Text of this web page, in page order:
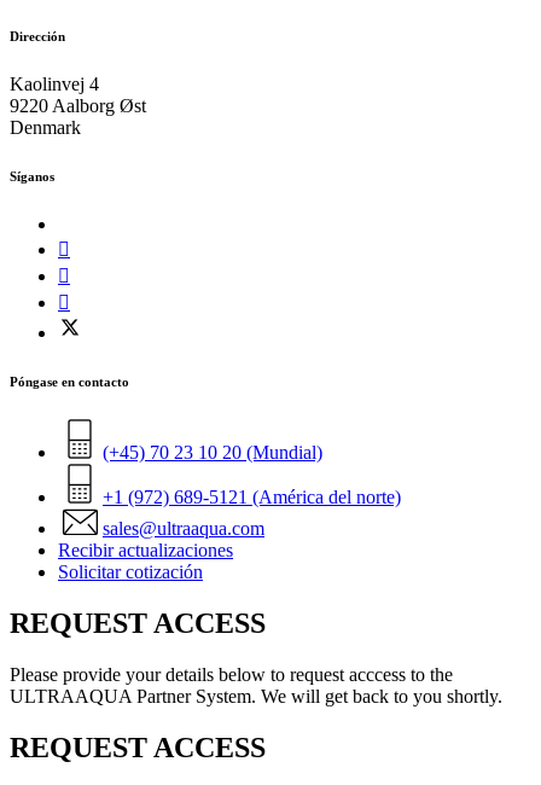
Dirección
Kaolinvej 4
9220 Aalborg Øst
Denmark
Síganos
Póngase en contacto
(+45) 70 23 10 20 (Mundial)
+1 (972) 689-5121 (América del norte)
sales@ultraaqua.com
Recibir actualizaciones
Solicitar cotización
REQUEST ACCESS
Please provide your details below to request acccess to the
ULTRAAQUA Partner System. We will get back to you shortly.
REQUEST ACCESS